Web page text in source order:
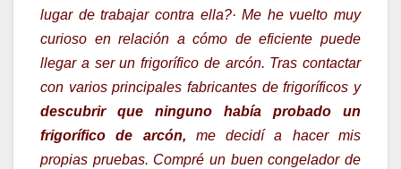
lugar de trabajar contra ella?· Me he vuelto muy
curioso en relación a cómo de eficiente puede
llegar a ser un frigorífico de arcón. Tras contactar
con varios principales fabricantes de frigoríficos y
descubrir que ninguno había probado un
frigorífico de arcón, me decidí a hacer mis
propias pruebas. Compré un buen congelador de